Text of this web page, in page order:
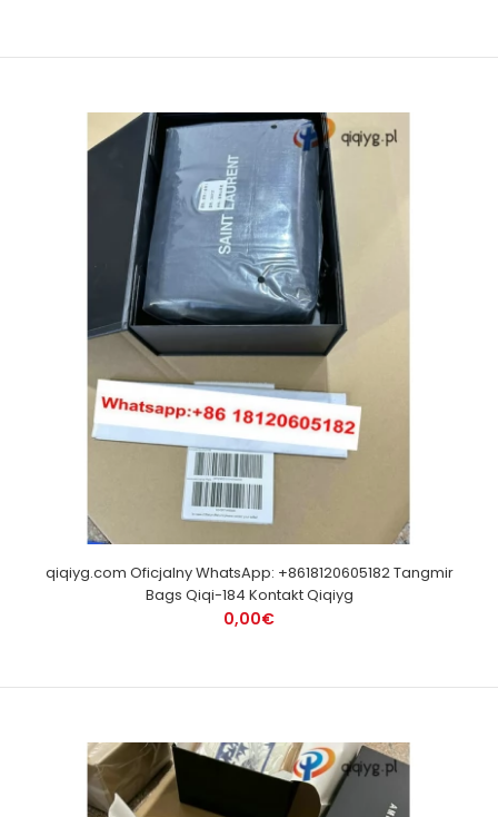
qiqiyg.com Oficjalny WhatsApp: +8618120605182 Tangmir
Bags Qiqi-184 Kontakt Qiqiyg
0,00€